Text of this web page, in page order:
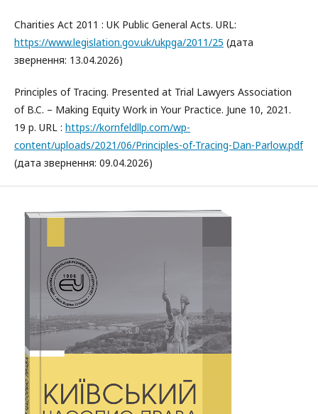
Charities Act 2011 : UK Public General Acts. URL:
https://www.legislation.gov.uk/ukpga/2011/25 (дата
звернення: 13.04.2026)
Principles of Tracing. Presented at Trial Lawyers Association
of B.C. – Making Equity Work in Your Practice. June 10, 2021.
19 p. URL : https://kornfeldllp.com/wp-
content/uploads/2021/06/Principles-of-Tracing-Dan-Parlow.pdf
(дата звернення: 09.04.2026)